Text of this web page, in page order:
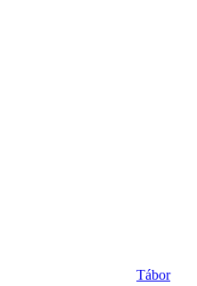
Tábor